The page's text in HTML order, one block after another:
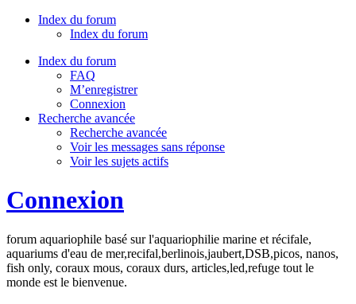
Index du forum
Index du forum
Index du forum
FAQ
M’enregistrer
Connexion
Recherche avancée
Recherche avancée
Voir les messages sans réponse
Voir les sujets actifs
Connexion
forum aquariophile basé sur l'aquariophilie marine et récifale,
aquariums d'eau de mer,recifal,berlinois,jaubert,DSB,picos, nanos,
fish only, coraux mous, coraux durs, articles,led,refuge tout le
monde est le bienvenue.